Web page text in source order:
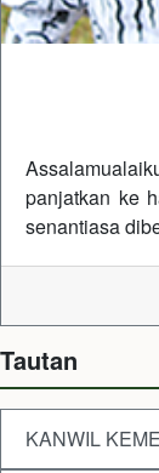
panjatkan ke
senantiasa
Tautan
KANWIL